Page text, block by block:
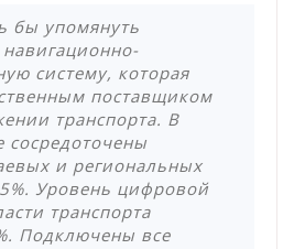
бы упомянуть
систему, которая
поставщиком
транспорта. В
сосредоточены
и региональных
Уровень цифровой
транспорта
Подключены все